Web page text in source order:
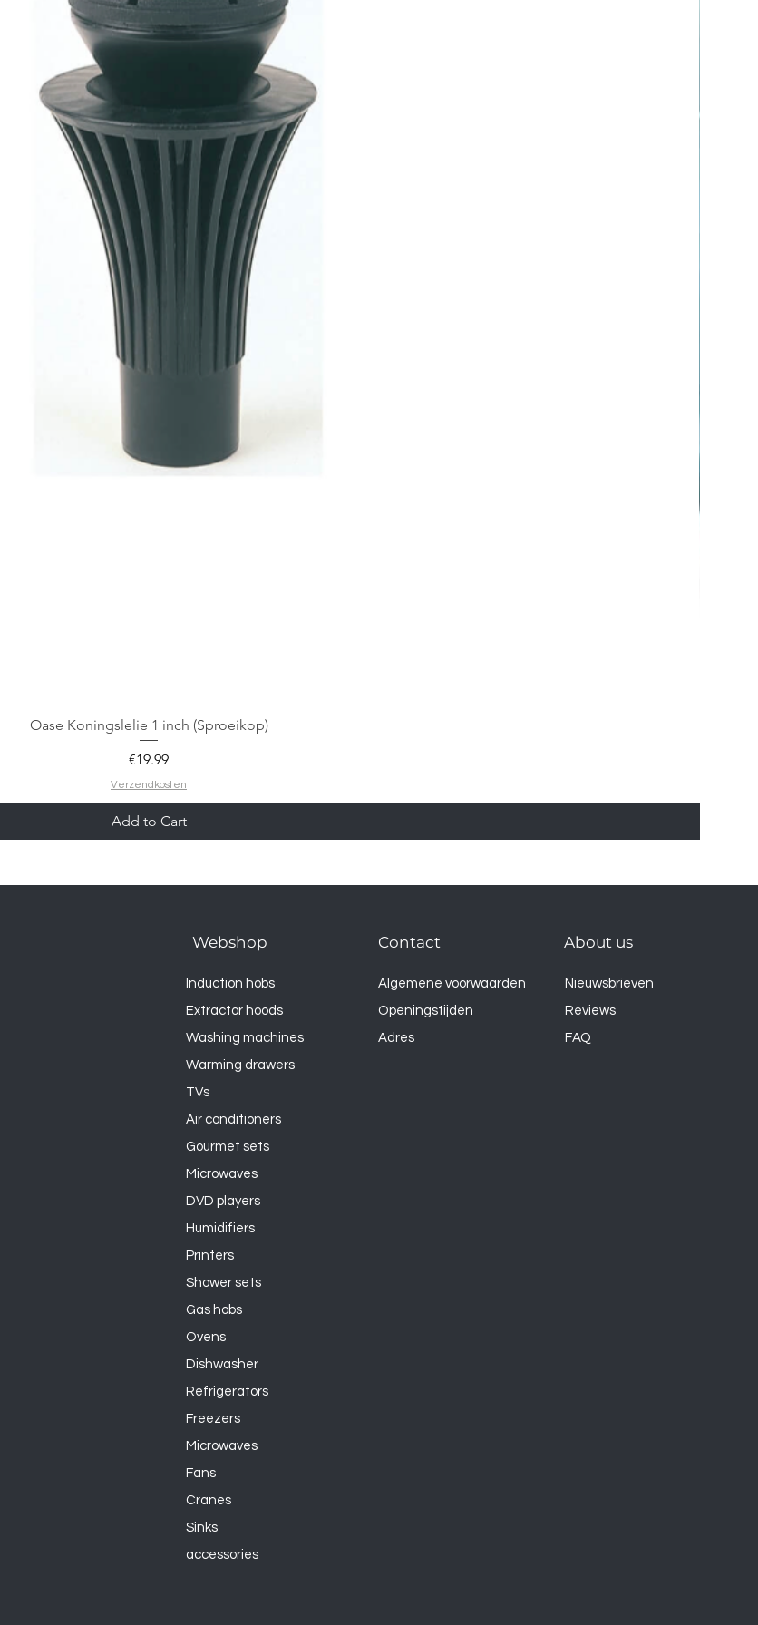
Oase Koningslelie 1 inch (Sproeikop)
Price
€19.99
Verzendkosten
Add to Cart
Webshop
Induction hobs
Extractor hoods
Washing machines
Warming drawers
TVs
Air conditioners
Gourmet sets
Microwaves
DVD players
Humidifiers
Printers
Shower sets
Gas hobs
Ovens
Dishwasher
Refrigerators
Freezers
Microwaves
Fans
Cranes
Sinks
accessories
About us
Nieuwsbrieven
Reviews
FAQ
Contact
Algemene voorwaarden
Openingstijden
Adres